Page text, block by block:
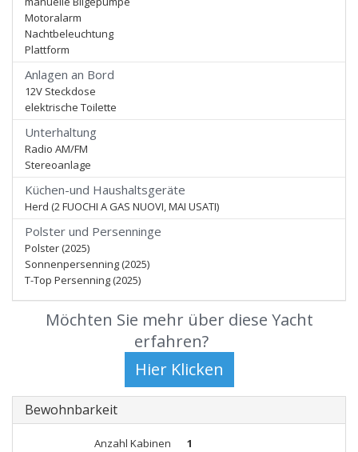
Motoralarm
Nachtbeleuchtung
Plattform
Anlagen an Bord
12V Steckdose
elektrische Toilette
Unterhaltung
Radio AM/FM
Stereoanlage
Küchen-und Haushaltsgeräte
Herd (2 FUOCHI A GAS NUOVI, MAI USATI)
Polster und Persenninge
Polster (2025)
Sonnenpersenning (2025)
T-Top Persenning (2025)
Möchten Sie mehr über diese Yacht
erfahren?
Bewohnbarkeit
Anzahl Kabinen
1